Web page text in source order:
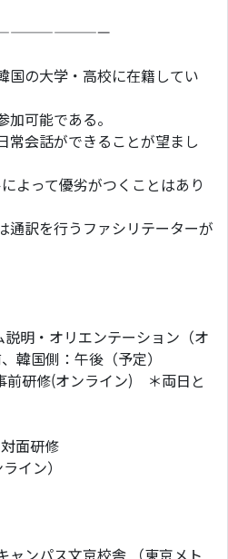
の大学・高校に在籍してい
可能である。
会話ができることが望まし
よって優劣がつくことはあり
通訳を行うファシリテーターが
・オリエンテーション（オ
韓国側：午後（予定）
研修(オンライン) ＊両日と
面研修
イン）
ャンパス文京校舎 （東京メト